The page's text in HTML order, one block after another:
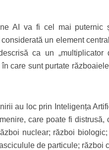
AI va fi cel mai puternic
un element
ca un „multiplicator
care sunt purtate
au loc prin Inteligența
care poate fi distrusă,
nuclear; război
de particule; război